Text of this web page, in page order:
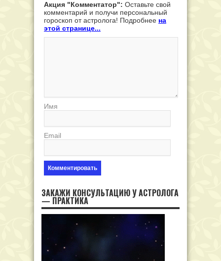
Акция "Комментатор": Оставьте свой
комментарий и получи персональный
гороскоп от астролога! Подробнее на
этой странице...
Имя
Email
ЗАКАЖИ КОНСУЛЬТАЦИЮ У АСТРОЛОГА
— ПРАКТИКА